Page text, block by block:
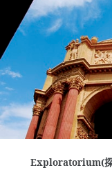
Exploratorium(